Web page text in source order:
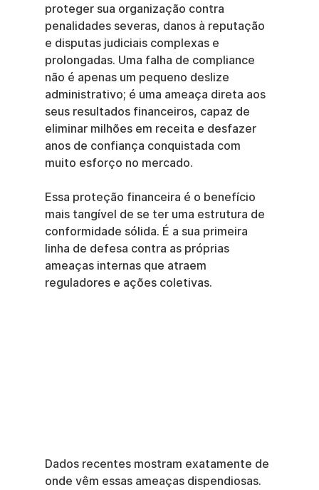
proteger sua organização contra
penalidades severas, danos à reputação
e disputas judiciais complexas e
prolongadas. Uma falha de compliance
não é apenas um pequeno deslize
administrativo; é uma ameaça direta aos
seus resultados financeiros, capaz de
eliminar milhões em receita e desfazer
anos de confiança conquistada com
muito esforço no mercado.
Essa proteção financeira é o benefício
mais tangível de se ter uma estrutura de
conformidade sólida. É a sua primeira
linha de defesa contra as próprias
ameaças internas que atraem
reguladores e ações coletivas.
Dados recentes mostram exatamente de
onde vêm essas ameaças dispendiosas.